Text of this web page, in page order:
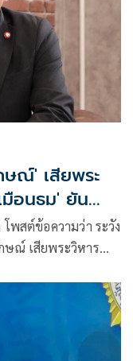
ษณ์' เสียพระ
มือนธม' ยัน
พสต์ข้อความว่า ระวัง
ษณ์ เสียพระวิหาร